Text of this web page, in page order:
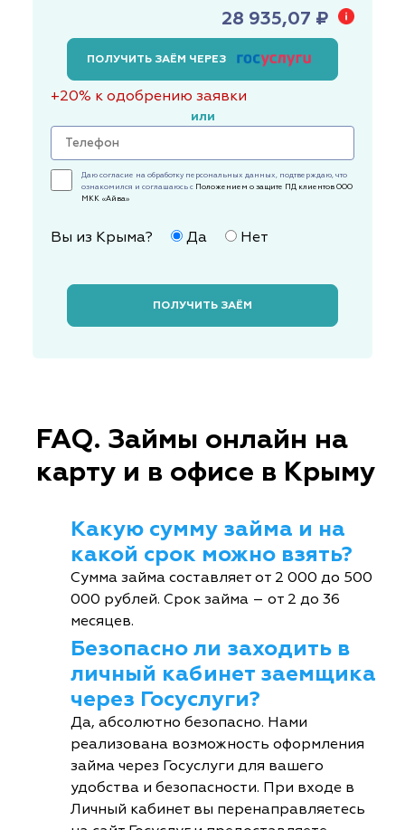
28 935,07 ₽
ПОЛУЧИТЬ ЗАЁМ ЧЕРЕЗ
+20% к одобрению заявки
или
Даю согласие на обработку персональных данных, подтверждаю, что
ознакомился и соглашаюсь с Положением о защите ПД клиентов ООО
МКК «Айва»
Вы из Крыма? Да Нет
ПОЛУЧИТЬ ЗАЁМ
FAQ. Займы онлайн на
карту и в офисе в Крыму
Какую сумму займа и на
какой срок можно взять?
Сумма займа составляет от 2 000 до 500
000 рублей. Срок займа – от 2 до 36
месяцев.
Безопасно ли заходить в
личный кабинет заемщика
через Госуслуги?
Да, абсолютно безопасно. Нами
реализована возможность оформления
займа через Госуслуги для вашего
удобства и безопасности. При входе в
Личный кабинет вы перенаправляетесь